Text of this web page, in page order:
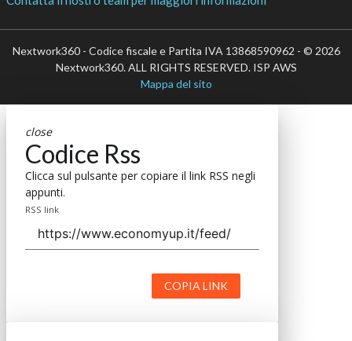
Nextwork360 - Codice fiscale e Partita IVA 13868590962 - © 2026
Nextwork360. ALL RIGHTS RESERVED. ISP AWS
Mappa del sito
close
Codice Rss
Clicca sul pulsante per copiare il link RSS negli
appunti.
RSS link
COPIA LINK